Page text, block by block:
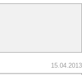
15.04.2013